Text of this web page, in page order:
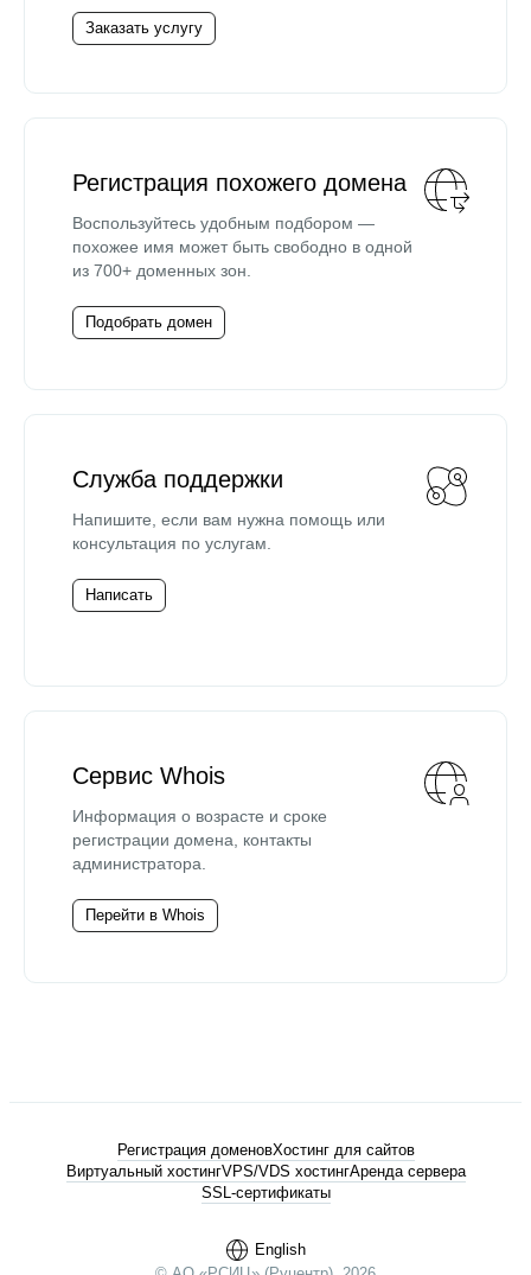
Заказать услугу
Регистрация похожего домена
Воспользуйтесь удобным подбором —
похожее имя может быть свободно в одной
из 700+ доменных зон.
Подобрать домен
Служба поддержки
Напишите, если вам нужна помощь или
консультация по услугам.
Написать
Сервис Whois
Информация о возрасте и сроке
регистрации домена, контакты
администратора.
Перейти в Whois
English
Регистрация доменовХостинг для сайтов
Виртуальный хостингVPS/VDS хостингАренда сервера
SSL-сертификаты